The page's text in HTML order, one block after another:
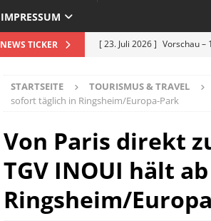
IMPRESSUM
NEWS TICKER [ 23. Juli 2026 ] Vorschau –
[ 12. Juli 2026 ] Roland
[ 5. Juli 2026 ] Deep Purple
Sommer 2026 – ein
[ 30. Juni 2026 ]
hochkarätigen Politikern
STARTSEITE TOURISMUS & TRAVEL
sofort täglich in Ringsheim/Europa-Park
Von Paris direkt
TGV INOUI hält
Ringsheim/